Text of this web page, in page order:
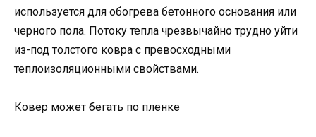
используется для обогрева бетонного основания или
черного пола. Потоку тепла чрезвычайно трудно уйти
из-под толстого ковра с превосходными
теплоизоляционными свойствами.
Ковер может бегать по пленке